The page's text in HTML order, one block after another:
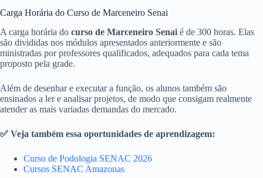
Carga Horária do Curso de Marceneiro Senai
A carga horária do curso de Marceneiro Senai é de 300 horas. Elas
são divididas nos módulos apresentados anteriormente e são
ministradas por professores qualificados, adequados para cada tema
proposto pela grade.
Além de desenhar e executar a função, os alunos também são
ensinados a ler e analisar projetos, de modo que consigam realmente
atender as mais variadas demandas do mercado.
✅ Veja também essa oportunidades de aprendizagem:
Curso de Podologia SENAC 2026
Cursos SENAC Amazonas